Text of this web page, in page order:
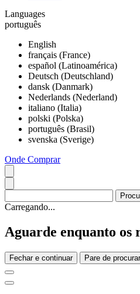
Languages
português
English
français (France)
español (Latinoamérica)
Deutsch (Deutschland)
dansk (Danmark)
Nederlands (Nederland)
italiano (Italia)
polski (Polska)
português (Brasil)
svenska (Sverige)
Onde Comprar
Carregando...
Aguarde enquanto os
Fechar e continuar Pare de procurar